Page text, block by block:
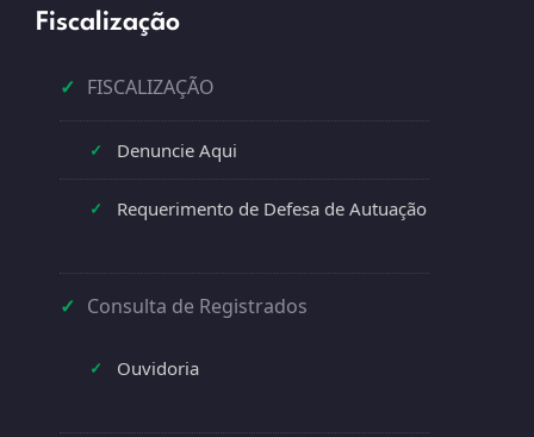
Fiscalização
✓ FISCALIZAÇÃO
✓ Denuncie Aqui
✓ Requerimento de Defesa de Autuação
✓ Consulta de Registrados
✓ Ouvidoria